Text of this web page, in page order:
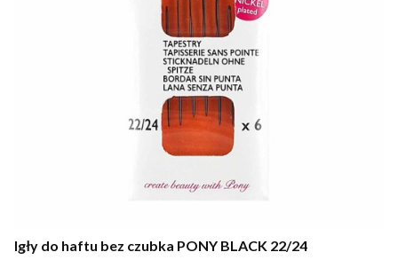
Igły do haftu bez czubka PONY BLACK 22/24